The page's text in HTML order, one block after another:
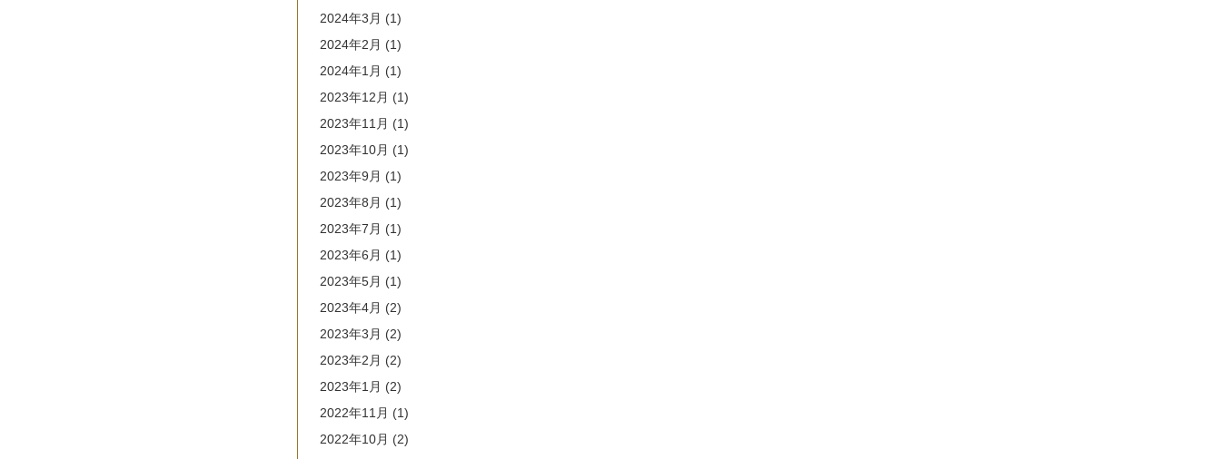
2024年3月 (1)
2024年2月 (1)
2024年1月 (1)
2023年12月 (1)
2023年11月 (1)
2023年10月 (1)
2023年9月 (1)
2023年8月 (1)
2023年7月 (1)
2023年6月 (1)
2023年5月 (1)
2023年4月 (2)
2023年3月 (2)
2023年2月 (2)
2023年1月 (2)
2022年11月 (1)
2022年10月 (2)